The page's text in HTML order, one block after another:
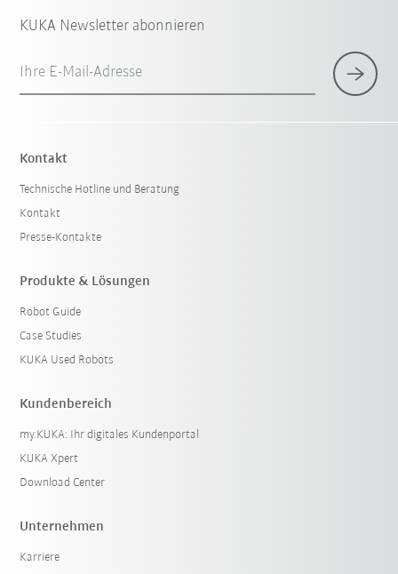
Filter zurücksetzen
KUKA Newsletter abonnieren
Ihre E-Mail-Adresse
Kontakt
Technische Hotline und Beratung
Kontakt
Presse-Kontakte
Produkte & Lösungen
Robot Guide
Case Studies
KUKA Used Robots
Kundenbereich
my.KUKA: Ihr digitales Kundenportal
KUKA Xpert
Download Center
Unternehmen
Karriere